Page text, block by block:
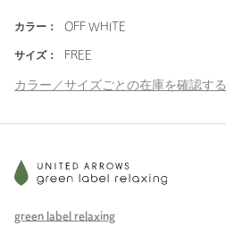
カラー： OFF WHITE
サイズ： FREE
カラー／サイズごとの在庫を確認する
green label relaxing